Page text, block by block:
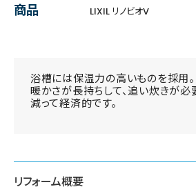
商品
LIXIL リノビオV
浴槽には保温力の高いものを採用。
暖かさが長持ちして、追い炊きが必
減って経済的です。
リフォーム概要